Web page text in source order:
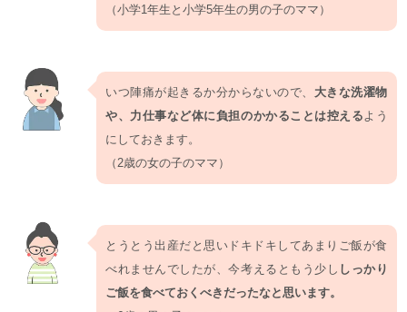
（小学1年生と小学5年生の男の子のママ）
いつ陣痛が起きるか分からないので、 大きな洗濯物
や、力仕事など体に負担のかかることは控えるよう
にしておきます。
（2歳の女の子のママ）
とうとう出産だと思いドキドキしてあまりご飯が食
べれませんでしたが、今考えるともう少し しっかり
ご飯を食べておくべきだったなと思います。